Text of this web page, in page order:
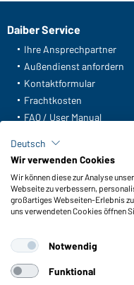
Daiber Service
Ihre Ansprechpartner
Außendienst anfordern
Kontaktformular
Frachtkosten
FAQ / User Manual
Meldeportal nach
Funktionen & Pflege
Produkteigenschaften
Pflegehinweise
Farben
Deutsch
Wir verwenden Cookies
Wir können diese zur Analyse
Webseite zu verbessern,
großartiges Webseiten-Erlebnis
uns verwendeten Cookies öffnen
Notwendig
Funktional